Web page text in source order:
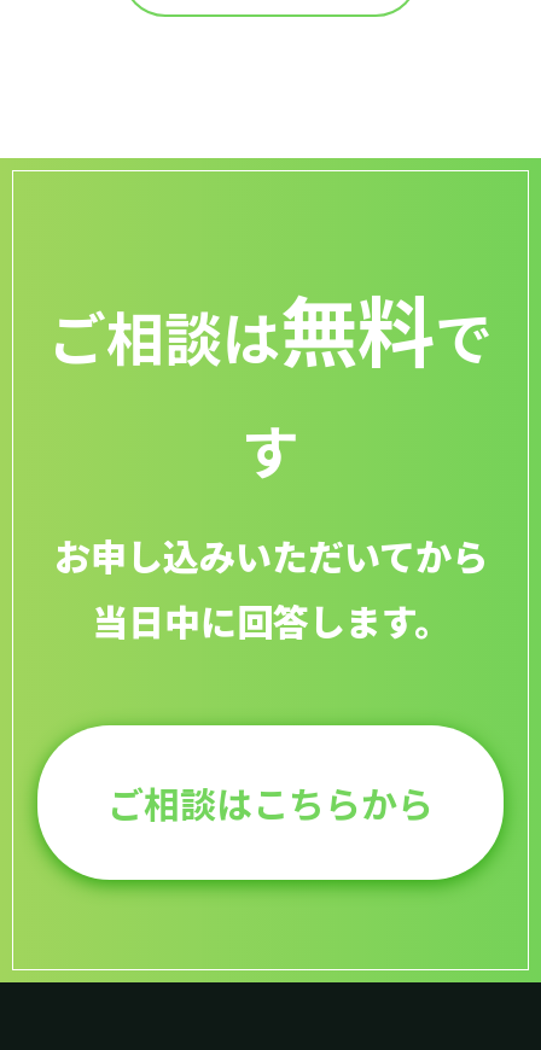
ご相談は無料で
す
お申し込みいただいてから
当日中に回答します。
ご相談はこちらから